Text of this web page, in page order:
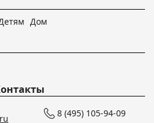
Дом
8 (495) 105-94-09